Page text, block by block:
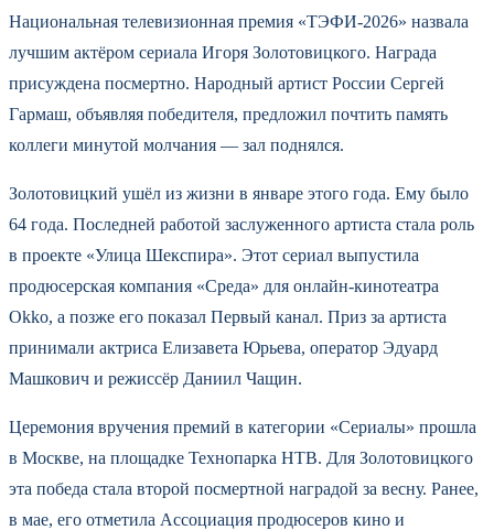
Национальная телевизионная премия «ТЭФИ-2026» назвала
лучшим актёром сериала Игоря Золотовицкого. Награда
присуждена посмертно. Народный артист России Сергей
Гармаш, объявляя победителя, предложил почтить память
коллеги минутой молчания — зал поднялся.
Золотовицкий ушёл из жизни в январе этого года. Ему было
64 года. Последней работой заслуженного артиста стала роль
в проекте «Улица Шекспира». Этот сериал выпустила
продюсерская компания «Среда» для онлайн-кинотеатра
Okko, а позже его показал Первый канал. Приз за артиста
принимали актриса Елизавета Юрьева, оператор Эдуард
Машкович и режиссёр Даниил Чащин.
Церемония вручения премий в категории «Сериалы» прошла
в Москве, на площадке Технопарка НТВ. Для Золотовицкого
эта победа стала второй посмертной наградой за весну. Ранее,
в мае, его отметила Ассоциация продюсеров кино и